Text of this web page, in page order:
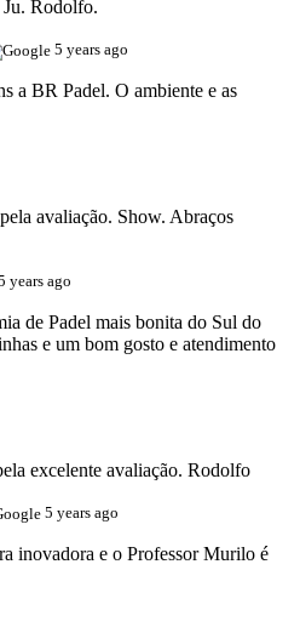
Rodolfo.
5 years ago
a BR Padel. O ambiente e as
avaliação. Show. Abraços
years ago
de Padel mais bonita do Sul do
e um bom gosto e atendimento
excelente avaliação. Rodolfo
5 years ago
inovadora e o Professor Murilo é